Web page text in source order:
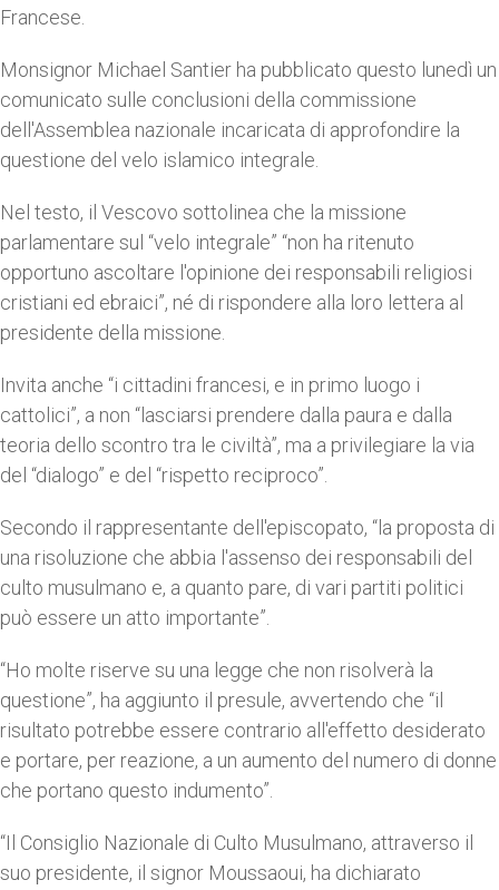
Francese.
Monsignor Michael Santier ha pubblicato questo lunedì un
comunicato sulle conclusioni della commissione
dell'Assemblea nazionale incaricata di approfondire la
questione del velo islamico integrale.
Nel testo, il Vescovo sottolinea che la missione
parlamentare sul “velo integrale” “non ha ritenuto
opportuno ascoltare l'opinione dei responsabili religiosi
cristiani ed ebraici”, né di rispondere alla loro lettera al
presidente della missione.
Invita anche “i cittadini francesi, e in primo luogo i
cattolici”, a non “lasciarsi prendere dalla paura e dalla
teoria dello scontro tra le civiltà”, ma a privilegiare la via
del “dialogo” e del “rispetto reciproco”.
Secondo il rappresentante dell'episcopato, “la proposta di
una risoluzione che abbia l'assenso dei responsabili del
culto musulmano e, a quanto pare, di vari partiti politici
può essere un atto importante”.
“Ho molte riserve su una legge che non risolverà la
questione”, ha aggiunto il presule, avvertendo che “il
risultato potrebbe essere contrario all'effetto desiderato
e portare, per reazione, a un aumento del numero di donne
che portano questo indumento”.
“Il Consiglio Nazionale di Culto Musulmano, attraverso il
suo presidente, il signor Moussaoui, ha dichiarato